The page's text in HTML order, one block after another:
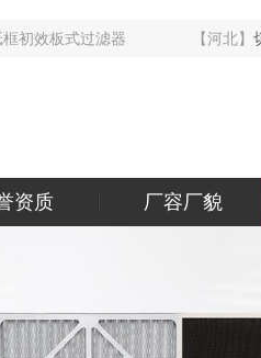
北纸框初效板式过滤器 【河北】
资质 厂容厂貌